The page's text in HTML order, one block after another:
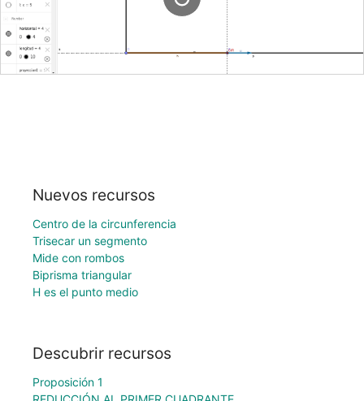
Nuevos recursos
Centro de la circunferencia
Trisecar un segmento
Mide con rombos
Biprisma triangular
H es el punto medio
Descubrir recursos
Proposición 1